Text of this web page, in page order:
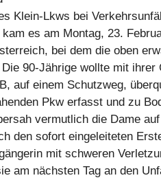
Klein-Lkws bei
es am Montag, 23.
bei dem die oben
90-Jährige wollte mit ihrer
auf einem Schutzweg,
Pkw erfasst und zu
vermutlich die Dame
den sofort eingeleiteten
mit schweren
am nächsten Tag an den